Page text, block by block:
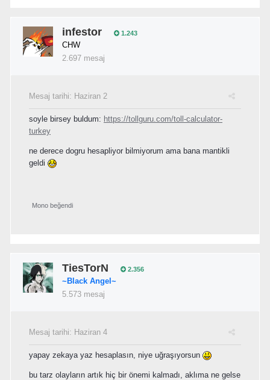
infestor 1.243
CHW
2.697 mesaj
Mesaj tarihi: Haziran 2
soyle birsey buldum: https://tollguru.com/toll-calculator-
turkey
ne derece dogru hesapliyor bilmiyorum ama bana mantikli
geldi
Mono beğendi
TiesTorN 2.356
~Black Angel~
5.573 mesaj
Mesaj tarihi: Haziran 4
yapay zekaya yaz hesaplasın, niye uğraşıyorsun
bu tarz olayların artık hiç bir önemi kalmadı, aklıma ne gelse